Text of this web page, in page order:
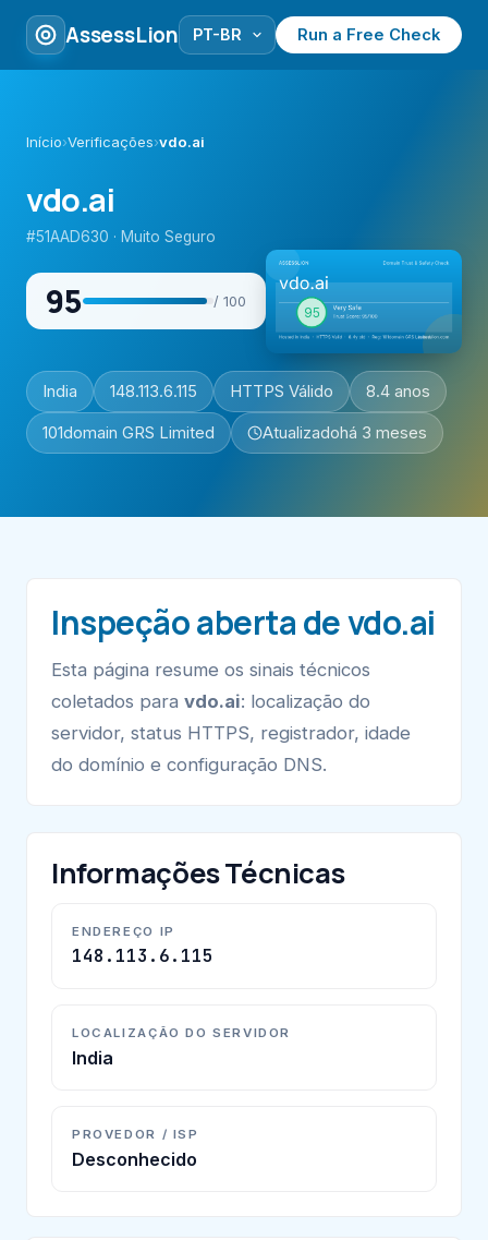
AssessLion Run a Free Check
Início›Verificações›vdo.ai
vdo.ai
#51AAD630 · Muito Seguro
95 / 100
India 148.113.6.115 HTTPS Válido 8.4 anos
101domain GRS Limited Atualizadohá 3 meses
Inspeção aberta de vdo.ai
Esta página resume os sinais técnicos
coletados para vdo.ai: localização do
servidor, status HTTPS, registrador, idade
do domínio e configuração DNS.
Informações Técnicas
ENDEREÇO IP
148.113.6.115
LOCALIZAÇÃO DO SERVIDOR
India
PROVEDOR / ISP
Desconhecido